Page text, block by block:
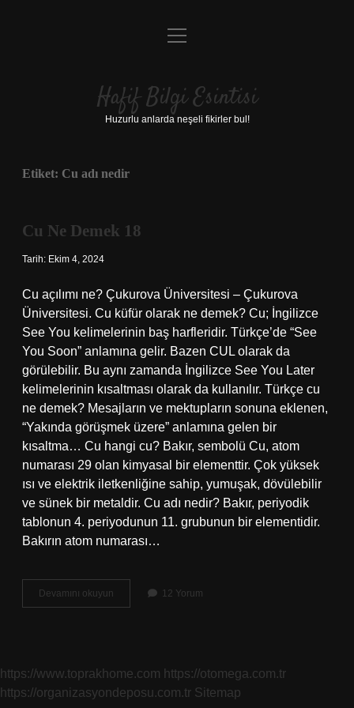
Anasayfa
Yasal Uyarı
menüyü
Hafif Bilgi Esintisi
Huzurlu anlarda neşeli fikirler bul!
Etiket: Cu adı nedir
Cu Ne Demek 18
Tarih: Ekim 4, 2024
Cu açılımı ne? Çukurova Üniversitesi – Çukurova
Üniversitesi. Cu küfür olarak ne demek? Cu; İngilizce
See You kelimelerinin baş harfleridir. Türkçe’de “See
You Soon” anlamına gelir. Bazen CUL olarak da
görülebilir. Bu aynı zamanda İngilizce See You Later
kelimelerinin kısaltması olarak da kullanılır. Türkçe cu
ne demek? Mesajların ve mektupların sonuna eklenen,
“Yakında görüşmek üzere” anlamına gelen bir
kısaltma… Cu hangi cu? Bakır, sembolü Cu, atom
numarası 29 olan kimyasal bir elementtir. Çok yüksek
ısı ve elektrik iletkenliğine sahip, yumuşak, dövülebilir
ve sünek bir metaldir. Cu adı nedir? Bakır, periyodik
tablonun 4. periyodunun 11. grubunun bir elementidir.
Bakırın atom numarası…
Devamını okuyun
Ne
12 Yorum
https://www.toprakhome.com https://otomega.com.tr
https://organizasyondeposu.com.tr Sitemap